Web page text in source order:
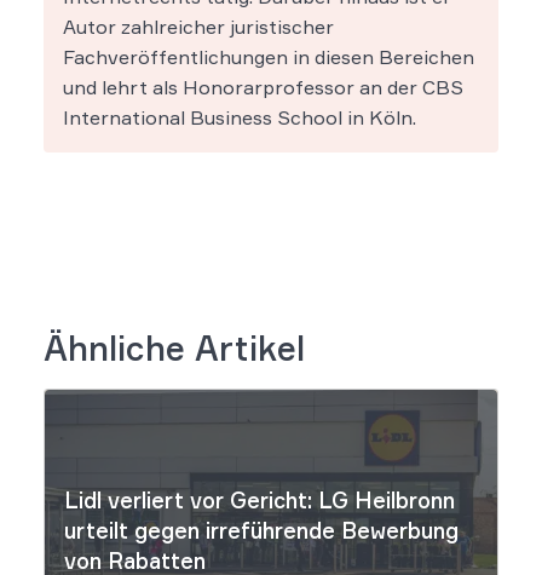
Autor zahlreicher juristischer
Fachveröffentlichungen in diesen Bereichen
und lehrt als Honorarprofessor an der CBS
International Business School in Köln.
Ähnliche Artikel
Lidl verliert vor Gericht: LG Heilbronn
urteilt gegen irreführende Bewerbung
von Rabatten